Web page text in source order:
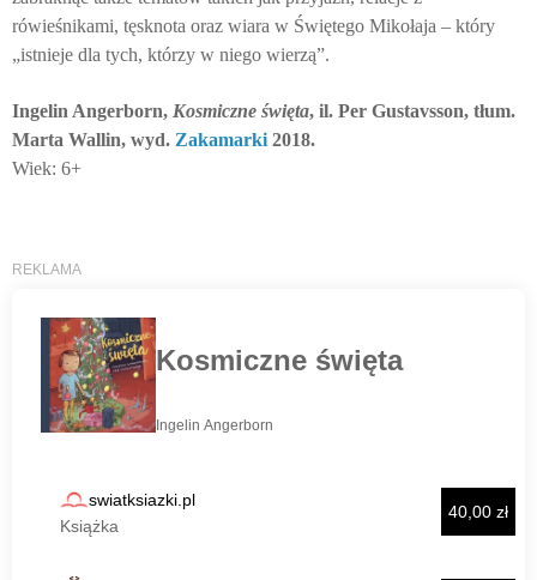
rówieśnikami, tęsknota oraz wiara w Świętego Mikołaja – który
„istnieje dla tych, którzy w niego wierzą”.
Ingelin Angerborn, Kosmiczne święta, il. Per Gustavsson, tłum.
Marta Wallin, wyd. Zakamarki 2018.
Wiek: 6+